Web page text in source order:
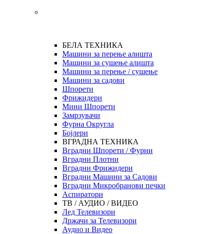
БЕЛА ТЕХНИКА
Машини за перење алишта
Машини за сушење алишта
Машини за перење / сушење
Машини за садови
Шпорети
Фрижидери
Мини Шпорети
Замрзувачи
Фурна Округла
Бојлери
ВГРАДНА ТЕХНИКА
Вградни Шпорети / Фурни
Вградни Плотни
Вградни Фрижидери
Вградни Машини за Садови
Вградни Микробранови печки
Аспиратори
ТВ / АУДИО / ВИДЕО
Лед Телевизори
Држачи за Телевизори
Аудио и Видео